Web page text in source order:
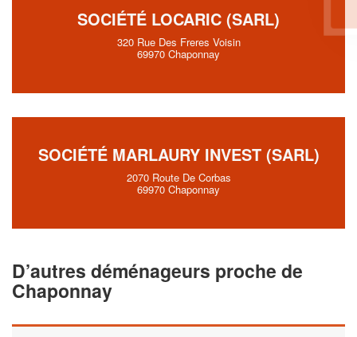
SOCIÉTÉ LOCARIC (SARL)
320 Rue Des Freres Voisin
69970 Chaponnay
SOCIÉTÉ MARLAURY INVEST (SARL)
2070 Route De Corbas
69970 Chaponnay
D’autres déménageurs proche de
Chaponnay
En savoir plus